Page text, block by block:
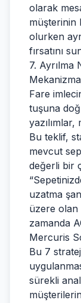
olarak
müşterinin
olurken
fırsatını
7. Ayrılma
Fare
tuşuna
Bu teklif,
mevcut
değerli bir
uzatma
üzere olan
zamanda
Mercuris
Bu 7
sürekli